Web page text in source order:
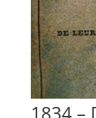
1834 –